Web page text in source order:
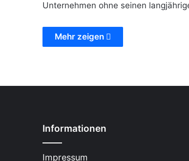
Unternehmen ohne seinen
Mehr zeigen
Informationen
Impressum